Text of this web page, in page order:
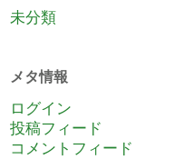
未分類
メタ情報
ログイン
投稿フィード
コメントフィード